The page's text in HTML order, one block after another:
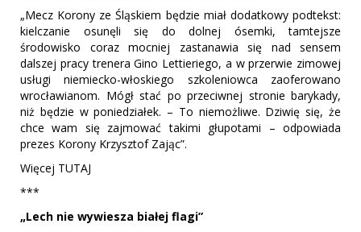
„Mecz Korony ze Śląskiem będzie miał dodatkowy podtekst:
kielczanie osunęli się do dolnej ósemki, tamtejsze
środowisko coraz mocniej zastanawia się nad sensem
dalszej pracy trenera Gino Lettieriego, a w przerwie zimowej
usługi niemiecko-włoskiego szkoleniowca zaoferowano
wrocławianom. Mógł stać po przeciwnej stronie barykady,
niż będzie w poniedziałek. – To niemożliwe. Dziwię się, że
chce wam się zajmować takimi głupotami – odpowiada
prezes Korony Krzysztof Zając”.
Więcej TUTAJ
***
„Lech nie wywiesza białej flagi”